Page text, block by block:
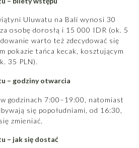
Uluwatu na Bali wynosi 30
osobę dorosłą i 15 000 IDR (ok. 5
warto też zdecydować się
pokazie tańca kecak, kosztującym
35 PLN).
– godziny otwarcia
godzinach 7:00–19:00, natomiast
się popołudniami, od 16:30,
zmieniać.
– jak się dostać